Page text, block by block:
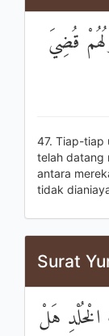
قُضِيَ
47. Tiap-tiap
telah datang
antara
tidak
Surat
الْخُلْدِ هَلْ